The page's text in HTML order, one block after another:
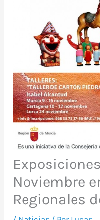
Noviembre
Regionales